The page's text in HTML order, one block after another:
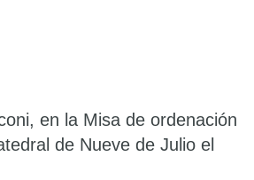
en la Misa de ordenación
de Nueve de Julio el